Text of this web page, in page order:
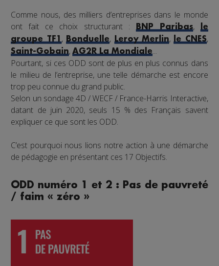
Comme nous, des milliers d’entreprises dans le monde
ont fait ce choix structurant :
BNP Paribas,
le
groupe TF1 , Bonduelle, Leroy Merlin, le CNES,
Saint-Gobain,AG2R La Mondiale...
Pourtant, si ces ODD sont de plus en plus connus dans
le milieu de l’entreprise, une telle démarche est encore
trop peu connue du grand public.
Selon un sondage 4D / WECF / France-Harris Interactive,
datant de juin 2020, seuls 15 % des Français savent
expliquer ce que sont les ODD.
C’est pourquoi nous lions notre action à une démarche
de pédagogie en présentant ces 17 Objectifs.
ODD numéro 1 et 2 : Pas de pauvreté
/ faim « zéro »